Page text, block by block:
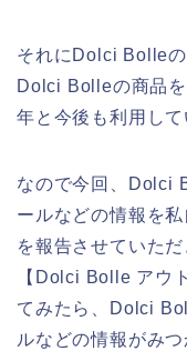
それにDolci Bolle
Dolci Bolleの商品
年と今後も利用し
なので今回、Dolci
ールなどの情報を
を報告させていた
【Dolci Bolle アウ
てみたら、Dolci
ルなどの情報がみ